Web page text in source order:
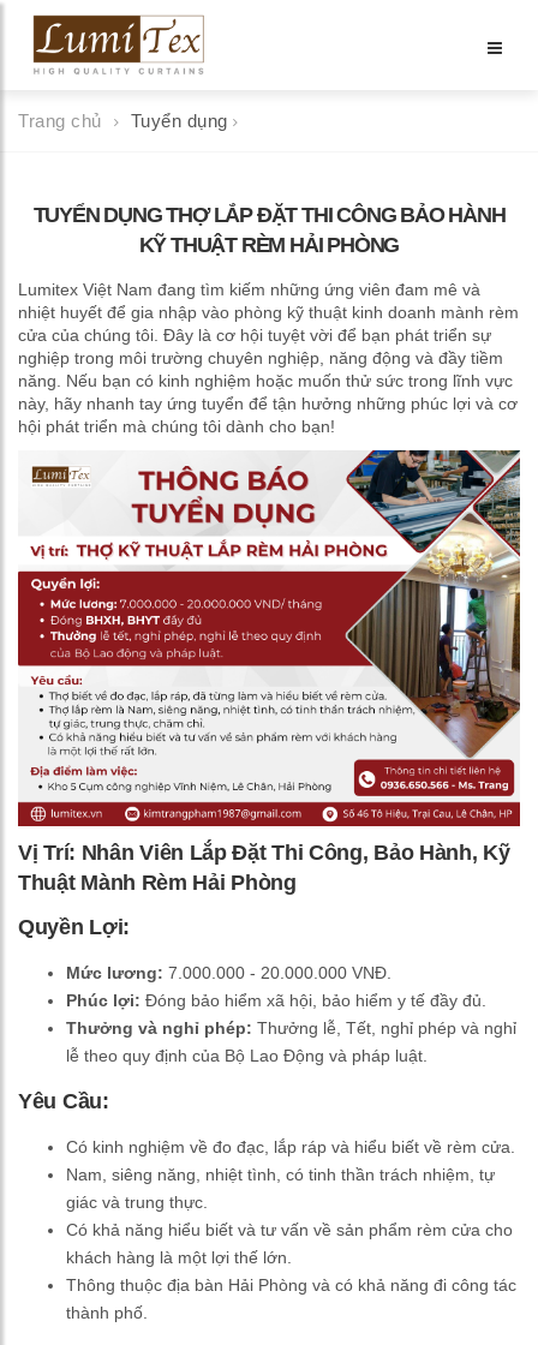
Trang chủ Tuyển dụng
TUYỂN DỤNG THỢ LẮP ĐẶT THI CÔNG BẢO HÀNH
KỸ THUẬT RÈM HẢI PHÒNG
Lumitex Việt Nam đang tìm kiếm những ứng viên đam mê và
nhiệt huyết để gia nhập vào phòng kỹ thuật kinh doanh mành rèm
cửa của chúng tôi. Đây là cơ hội tuyệt vời để bạn phát triển sự
nghiệp trong môi trường chuyên nghiệp, năng động và đầy tiềm
năng. Nếu bạn có kinh nghiệm hoặc muốn thử sức trong lĩnh vực
này, hãy nhanh tay ứng tuyển để tận hưởng những phúc lợi và cơ
hội phát triển mà chúng tôi dành cho bạn!
Vị Trí: Nhân Viên Lắp Đặt Thi Công, Bảo Hành, Kỹ
Thuật Mành Rèm Hải Phòng
Quyền Lợi:
Mức lương: 7.000.000 - 20.000.000 VNĐ.
Phúc lợi: Đóng bảo hiểm xã hội, bảo hiểm y tế đầy đủ.
Thưởng và nghỉ phép: Thưởng lễ, Tết, nghỉ phép và nghỉ
lễ theo quy định của Bộ Lao Động và pháp luật.
Yêu Cầu:
Có kinh nghiệm về đo đạc, lắp ráp và hiểu biết về rèm cửa.
Nam, siêng năng, nhiệt tình, có tinh thần trách nhiệm, tự
giác và trung thực.
Có khả năng hiểu biết và tư vấn về sản phẩm rèm cửa cho
khách hàng là một lợi thế lớn.
Thông thuộc địa bàn Hải Phòng và có khả năng đi công tác
thành phố.